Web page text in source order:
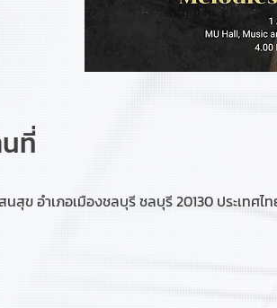
ที่
สุข อำเภอเมืองชลบุรี ชลบุรี 20130 ประเทศไ